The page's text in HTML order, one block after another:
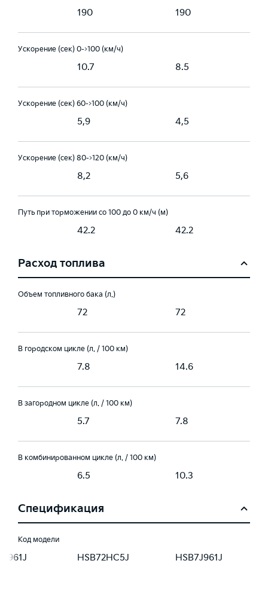
190 190
Ускорение (сек) 0->100 (км/ч)
10.7 8.5
Ускорение (сек) 60->100 (км/ч)
5,9 4,5
Ускорение (сек) 80->120 (км/ч)
8,2 5,6
Путь при торможении со 100 до 0 км/ч (м)
42.2 42.2
Расход топлива
Объем топливного бака (л.)
72 72
В городском цикле (л. / 100 км)
7.8 14.6
В загородном цикле (л. / 100 км)
5.7 7.8
В комбинированном цикле (л. / 100 км)
6.5 10.3
Спецификация
Код модели
HSB72HC5J HSB7J961J